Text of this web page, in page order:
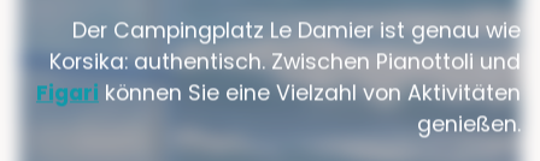
Der Campingplatz Le Damier ist genau wie
Korsika: authentisch. Zwischen Pianottoli und
Figari können Sie eine Vielzahl von Aktivitäten
genießen.